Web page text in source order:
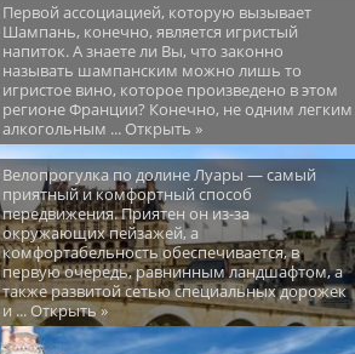
Первой ассоциацией, которую вызывает
Шампань, конечно, является игристый
напиток. А знаете ли Вы, что законно
называть шампанским можно лишь то
игристое вино, которое произведено в этом
регионе Франции? Конечно, не одним легким
алкогольным ... Открыть »
Велопрогулка по долине Луары — самый
приятный и комфортный способ
передвижения. Приятен он из-за
окружающих пейзажей, а
комфортабельность обеспечивается, в
первую очередь, равнинным ландшафтом, а
также развитой сетью специальных дорожек
и ... Открыть »